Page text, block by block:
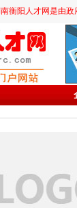
衡阳人才网是由政